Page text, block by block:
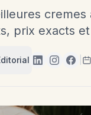
prix exacts